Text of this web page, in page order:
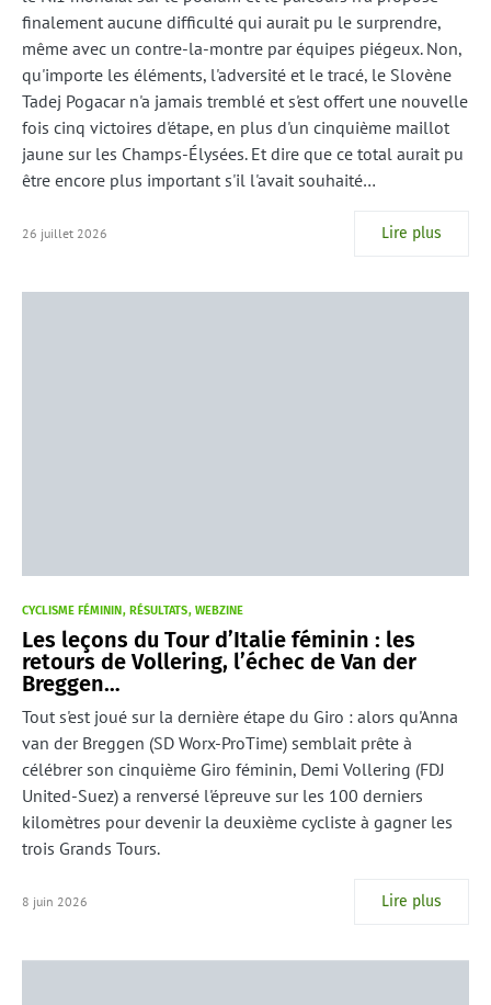
finalement aucune difficulté qui aurait pu le surprendre,
même avec un contre-la-montre par équipes piégeux. Non,
qu'importe les éléments, l'adversité et le tracé, le Slovène
Tadej Pogacar n'a jamais tremblé et s'est offert une nouvelle
fois cinq victoires d'étape, en plus d'un cinquième maillot
jaune sur les Champs-Élysées. Et dire que ce total aurait pu
être encore plus important s'il l'avait souhaité…
26 juillet 2026 Lire plus
CYCLISME FÉMININ RÉSULTATS WEBZINE
Les leçons du Tour d’Italie féminin : les
retours de Vollering, l’échec de Van der
Breggen…
Tout s'est joué sur la dernière étape du Giro : alors qu'Anna
van der Breggen (SD Worx-ProTime) semblait prête à
célébrer son cinquième Giro féminin, Demi Vollering (FDJ
United-Suez) a renversé l'épreuve sur les 100 derniers
kilomètres pour devenir la deuxième cycliste à gagner les
trois Grands Tours.
8 juin 2026 Lire plus